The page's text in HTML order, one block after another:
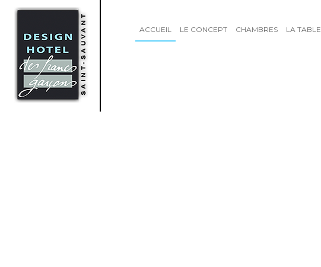
ACCUEIL LE CONCEPT CHAMBRES LA TABLE